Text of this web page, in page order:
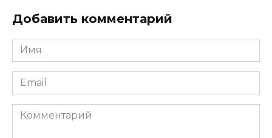
Добавить комментарий
Имя
*
Email
*
Комментарий